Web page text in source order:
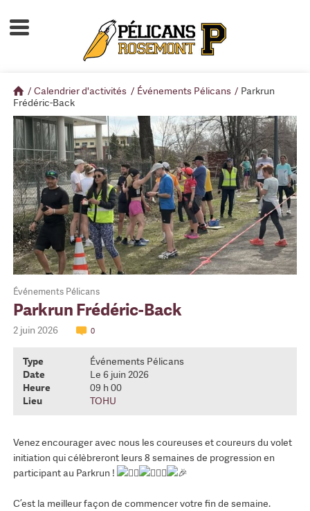
Accueil
Calendrier d'activités
Boutique
Devenir membre
/ Calendrier d'activités / Événements Pélicans / Parkrun
Frédéric-Back
Événements Pélicans
Parkrun Frédéric-Back
2 juin 2026 0
Type
Événements Pélicans
Date
Le 6 juin 2026
Heure
09 h 00
Lieu
TOHU
Venez encourager avec nous les coureuses et coureurs du volet
initiation qui célèbreront leurs 8 semaines de progression en
participant au Parkrun !
C’est la meilleur façon de commencer votre fin de semaine.